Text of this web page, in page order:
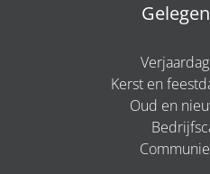
Kerst en
Oud en